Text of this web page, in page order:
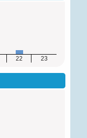
22 23